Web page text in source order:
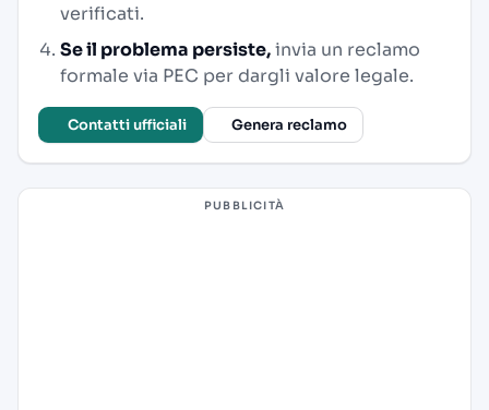
verificati.
Se il problema persiste,invia un reclamo
formale via PEC per dargli valore legale.
Contatti ufficiali Genera reclamo
PUBBLICITÀ